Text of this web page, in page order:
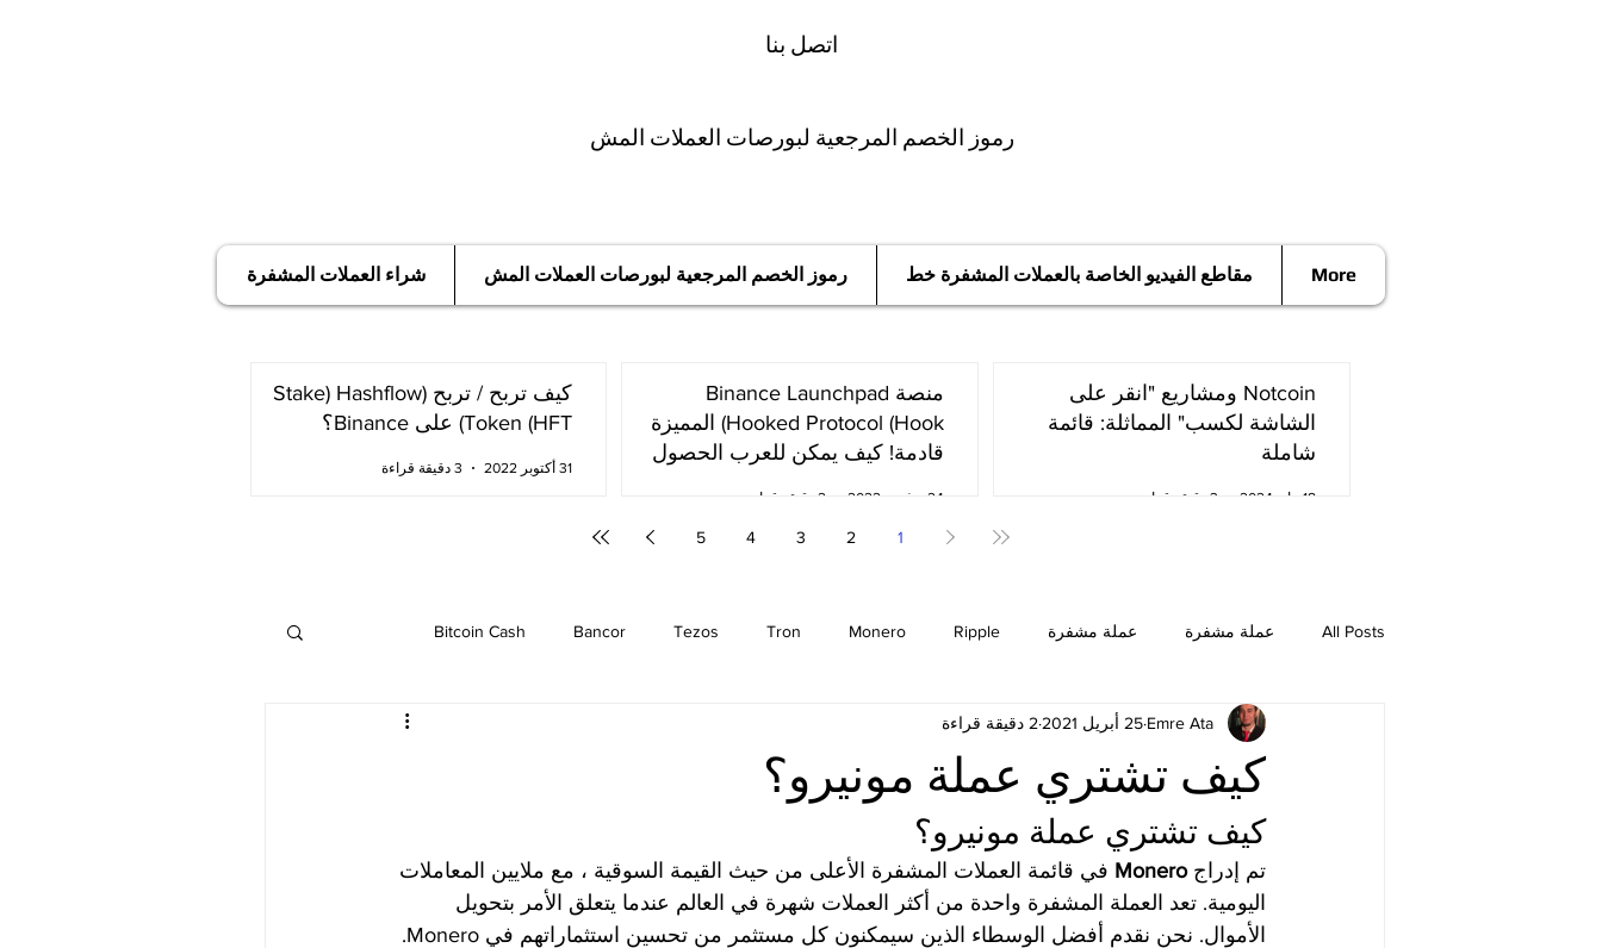
اتصل بنا
رموز الخصم المرجعية لبورصات العملات المش
شراء العملات المشفرة رموز الخصم المرجعية لبورصات العملات المش مقاطع الفيديو الخاصة بالعملات المشفرة خط More
Notcoin ومشاريع "انقر على
الشاشة لكسب" المماثلة: قائمة
شاملة
18 مايو 2024 3 دقيقة قراءة
منصة Binance Launchpad
Hooked Protocol (Hook) المميزة
قادمة! كيف يمكن للعرب الحصول
24 نوفمبر 2022 2 دقيقة قراءة
كيف تربح / تربح (Stake) Hashflow
Token (HFT) على Binance؟
31 أكتوبر 2022 3 دقيقة قراءة
1
2
3
4
5
All Posts عملة مشفرة عملة مشفرة Ripple
Monero
Tron
Tezos
Bancor
Bitcoin Cash
Dogecoin
NEO
Zilliqa
IOTA
Bitcoin SV
Ethereum Classic
Stellar
كيف تشتري عملة مونيرو؟
Emre Ata 25 أبريل 2021 2 دقيقة قراءة
كيف تشتري عملة مونيرو؟
تم إدراج Monero في قائمة العملات المشفرة الأعلى من حيث القيمة السوقية ، مع ملايين المعاملات
اليومية. تعد العملة المشفرة واحدة من أكثر العملات شهرة في العالم عندما يتعلق الأمر بتحويل
الأموال. نحن نقدم أفضل الوسطاء الذين سيمكنون كل مستثمر من تحسين استثماراتهم في Monero.